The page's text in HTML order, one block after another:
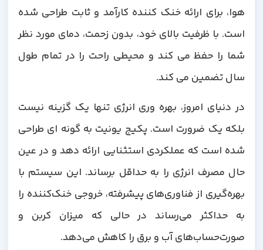
هوا، برای ارائه خنک کننده کارآمد و ثابت طراحی شده
است. با ظرفیت بالای خود، بدون زحمت، دمای مورد نظر
شما را حفظ می کند و محیطی راحت را در تمام طول
سال تضمین می کند.
در دنیای امروز، بهره وری انرژی تنها یک گزینه نیست
بلکه یک ضرورت است. پکیج یونیت به گونه ای طراحی
شده است که عملکردی استثنایی ارائه دهد و در عین
حال مصرف انرژی را به حداقل برساند. این سیستم با
بهره‌گیری از فناوری‌های پیشرفته، خروجی خنک‌کننده را
به حداکثر می‌رساند در حالی که میزان کربن و
صورت‌حساب‌های آب و برق را کاهش می‌دهد.